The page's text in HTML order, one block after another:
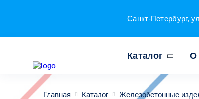
Санкт-Петербург,
Каталог О
Главная Каталог
Железобетонные